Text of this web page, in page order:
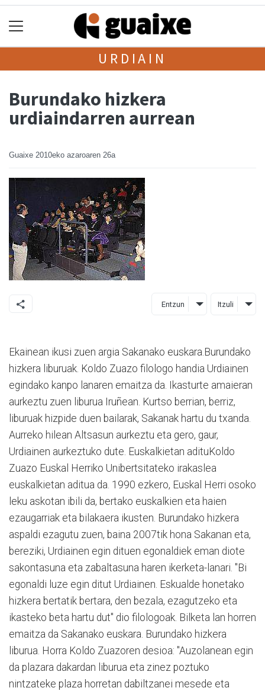
URDIAIN
Burundako hizkera
urdiaindarren aurrean
Guaixe 2010eko azaroaren 26a
Entzun Itzuli
Ekainean ikusi zuen argia Sakanako euskara.Burundako
hizkera liburuak. Koldo Zuazo filologo handia Urdiainen
egindako kanpo lanaren emaitza da. Ikasturte amaieran
aurkeztu zuen liburua Iruñean. Kurtso berrian, berriz,
liburuak hizpide duen bailarak, Sakanak hartu du txanda.
Aurreko hilean Altsasun aurkeztu eta gero, gaur,
Urdiainen aurkeztuko dute. Euskalkietan adituKoldo
Zuazo Euskal Herriko Unibertsitateko irakaslea
euskalkietan aditua da. 1990 ezkero, Euskal Herri osoko
leku askotan ibili da, bertako euskalkien eta haien
ezaugarriak eta bilakaera ikusten. Burundako hizkera
aspaldi ezagutu zuen, baina 2007tik hona Sakanan eta,
bereziki, Urdiainen egin dituen egonaldiek eman diote
sakontasuna eta zabaltasuna haren ikerketa-lanari. "Bi
egonaldi luze egin ditut Urdiainen. Eskualde honetako
hizkera bertatik bertara, den bezala, ezagutzeko eta
ikasteko beta hartu dut" dio filologoak. Bilketa lan horren
emaitza da Sakanako euskara. Burundako hizkera
liburua. Horra Koldo Zuazoren desioa: "Auzolanean egin
da plazara dakardan liburua eta zinez poztuko
nintzateke plaza horretan dabiltzanei mesede eta